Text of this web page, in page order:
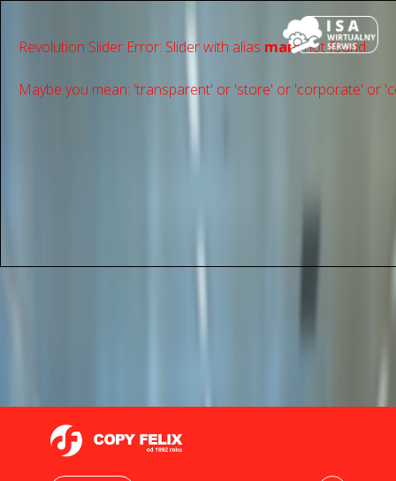
Revolution Slider Error: Slider with alias mainnot found.
Maybe you mean: 'transparent' or 'store' or 'сorporate' or